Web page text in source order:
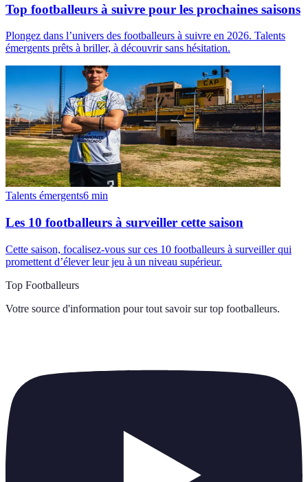
Top footballeurs à suivre pour les prochaines saisons
Plongez dans l’univers des footballeurs à suivre en 2026. Talents
émergents prêts à briller, à découvrir sans hésitation.
Talents émergents6 min
Les 10 footballeurs à surveiller cette saison
Cette saison, focalisez-vous sur ces 10 footballeurs à surveiller qui
promettent d’élever leur jeu à un niveau supérieur.
Top Footballeurs
Votre source d'information pour tout savoir sur top footballeurs.